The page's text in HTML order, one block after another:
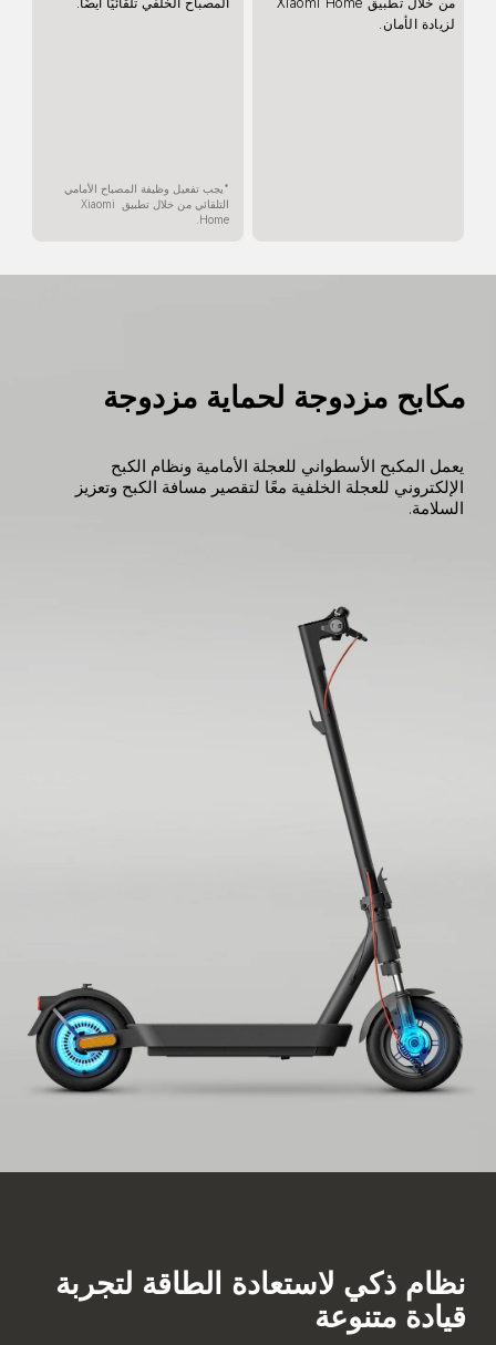
*يجب تفعيل وظيفة المصباح الأمامي
التلقائي من خلال تطبيق Xiaomi
Home.
لزيادة الأمان.
مكابح مزدوجة لحماية مزدوجة
يعمل المكبح الأسطواني للعجلة الأمامية ونظام الكبح
الإلكتروني للعجلة الخلفية معًا لتقصير مسافة الكبح وتعزيز
السلامة.
نظام ذكي لاستعادة الطاقة لتجربة
قيادة متنوعة